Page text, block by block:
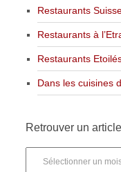
Restaurants
Restaurants à
Restaurants
Dans les cuisines
Retrouver un article